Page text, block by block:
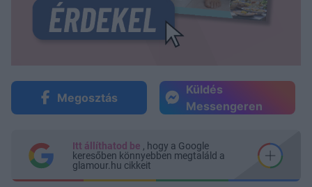
Megosztás
Küldés
Messengeren
Itt állíthatod be , hogy a Google
keresőben könnyebben megtaláld a
glamour.hu cikkeit